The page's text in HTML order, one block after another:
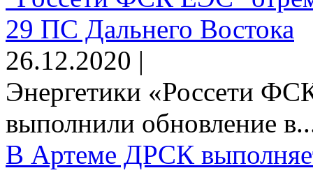
29 ПС Дальнего Востока
26.12.2020 |
Энергетики «Россети
выполнили обновление
В Артеме ДРСК